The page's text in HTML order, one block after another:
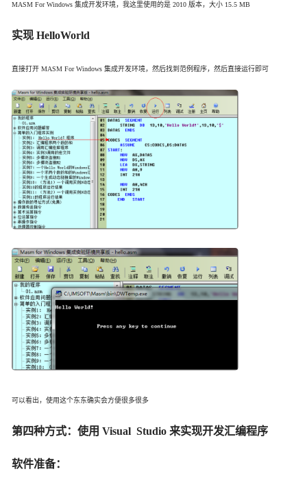
MASM For Windows 集成开发环境，我这里使用的是 2010 版本，大小 15.5 MB
实现 HelloWorld
直接打开 MASM For Windows 集成开发环境，然后找到范例程序，然后直接运行即可
可以看出，使用这个东东确实会方便很多很多
第四种方式：使用 Visual Studio 来实现开发汇编程序
软件准备：